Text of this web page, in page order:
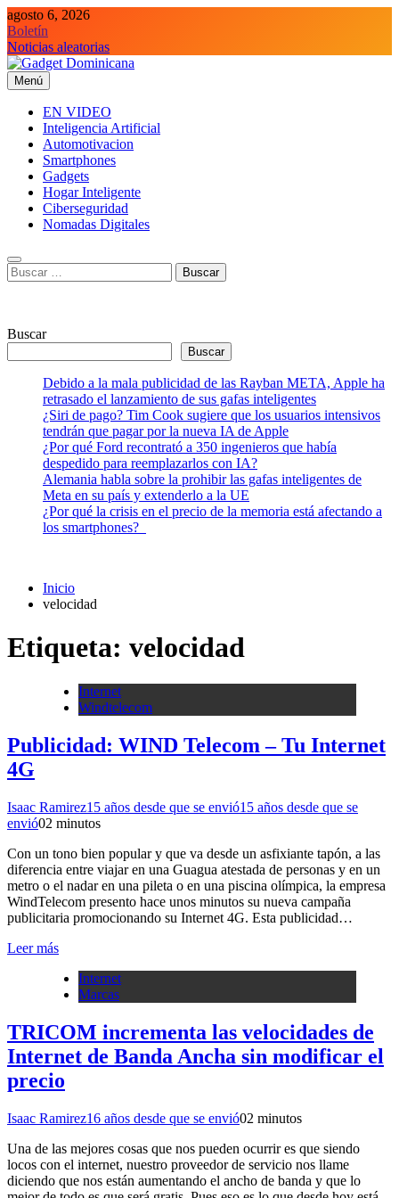
Saltar
al
contenido
agosto 6, 2026
Boletín
Noticias aleatorias
Gadget Dominicana
Gadgets y Tecnología de consumo
Menú
EN VIDEO
Inteligencia Artificial
Automotivacion
Smartphones
Gadgets
Hogar Inteligente
Ciberseguridad
Nomadas Digitales
Buscar:
Buscar
Buscar
Debido a la mala publicidad de las Rayban META, Apple ha
retrasado el lanzamiento de sus gafas inteligentes
¿Siri de pago? Tim Cook sugiere que los usuarios intensivos
tendrán que pagar por la nueva IA de Apple
¿Por qué Ford recontrató a 350 ingenieros que había
despedido para reemplazarlos con IA?
Alemania habla sobre la prohibir las gafas inteligentes de
Meta en su país y extenderlo a la UE
¿Por qué la crisis en el precio de la memoria está afectando a
los smartphones?
Inicio
velocidad
Etiqueta: velocidad
Internet
Windtelecom
Publicidad: WIND Telecom – Tu Internet
4G
Isaac Ramirez15 años desde que se envió15 años desde que se
envió02 minutos
Con un tono bien popular y que va desde un asfixiante tapón, a las
diferencia entre viajar en una Guagua atestada de personas y en un
metro o el nadar en una pileta o en una piscina olímpica, la empresa
WindTelecom presento hace unos minutos su nueva campaña
publicitaria promocionando su Internet 4G. Esta publicidad…
Leer más
Internet
Marcas
TRICOM incrementa las velocidades de
Internet de Banda Ancha sin modificar el
precio
Isaac Ramirez16 años desde que se envió02 minutos
Una de las mejores cosas que nos pueden ocurrir es que siendo
locos con el internet, nuestro proveedor de servicio nos llame
diciendo que nos están aumentando el ancho de banda y que lo